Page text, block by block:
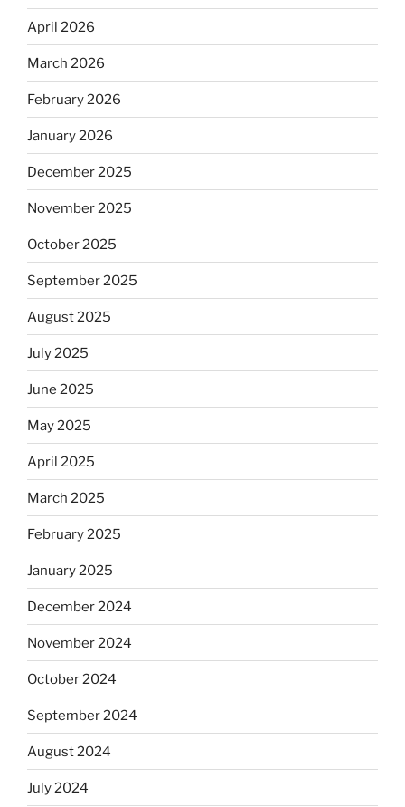
April 2026
March 2026
February 2026
January 2026
December 2025
November 2025
October 2025
September 2025
August 2025
July 2025
June 2025
May 2025
April 2025
March 2025
February 2025
January 2025
December 2024
November 2024
October 2024
September 2024
August 2024
July 2024